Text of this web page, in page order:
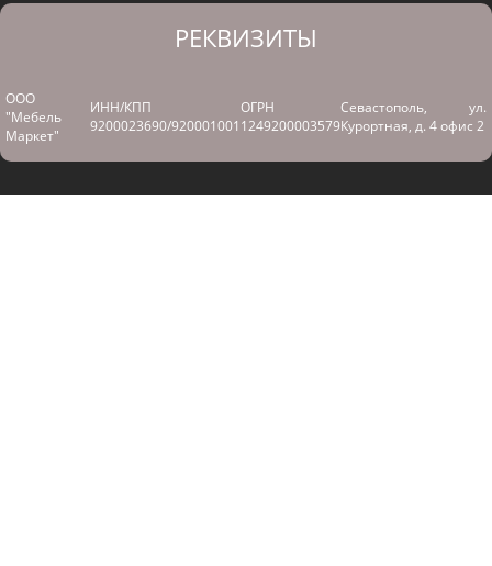
РЕКВИЗИТЫ
ООО
"Мебель
Маркет"
ИНН/КПП
9200023690/920001001
ОГРН
1249200003579
Севастополь, ул.
Курортная, д. 4 офис 2